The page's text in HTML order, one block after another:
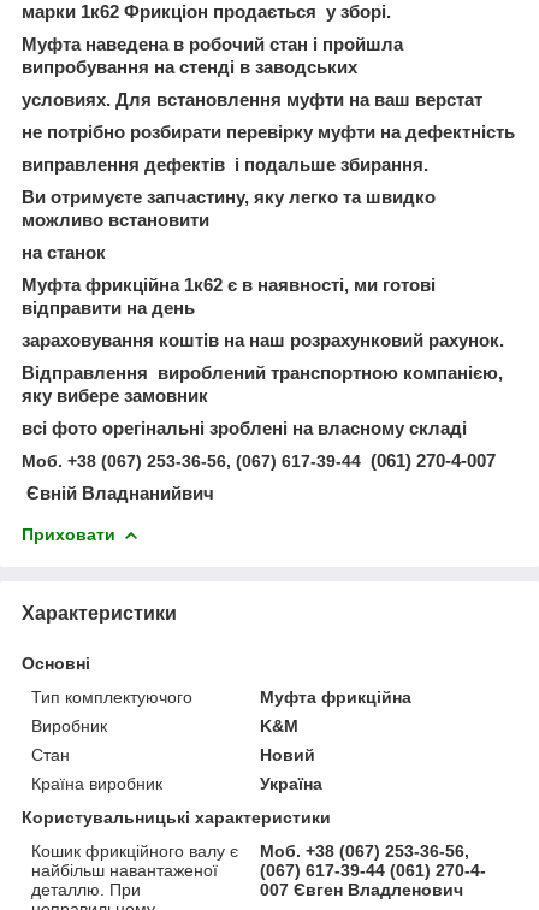
марки 1к62 Фрикціон продається у зборі.
Муфта наведена в робочий стан і пройшла
випробування на стенді в заводських
условиях. Для встановлення муфти на ваш верстат
не потрібно розбирати перевірку муфти на дефектність
виправлення дефектів і подальше збирання.
Ви отримуєте запчастину, яку легко та швидко
можливо встановити
на станок
Муфта фрикційна 1к62 є в наявності, ми готові
відправити на день
зараховування коштів на наш розрахунковий рахунок.
Відправлення вироблений транспортною компанією,
яку вибере замовник
всі фото орегінальні зроблені на власному складі
Моб. +38 (067) 253-36-56, (067) 617-39-44 (061) 270-4-007
Євній Владнанийвич
Приховати
Характеристики
Основні
Тип комплектуючого
Муфта фрикційна
Виробник
K&M
Стан
Новий
Країна виробник
Україна
Користувальницькі характеристики
Кошик фрикційного валу є
найбільш навантаженої
деталлю. При
Моб. +38 (067) 253-36-56,
(067) 617-39-44 (061) 270-4-
007 Євген Владленович